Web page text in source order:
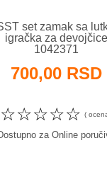
set zamak sa
igračka za devojčice
1042371
700,00 RSD
☆
☆
☆
☆
☆ (
za Online